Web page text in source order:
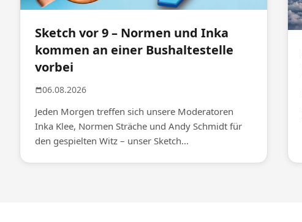
Sketch vor 9 – Normen und Inka
kommen an einer Bushaltestelle
vorbei
06.08.2026
Jeden Morgen treffen sich unsere Moderatoren
Inka Klee, Normen Sträche und Andy Schmidt für
den gespielten Witz – unser Sketch...